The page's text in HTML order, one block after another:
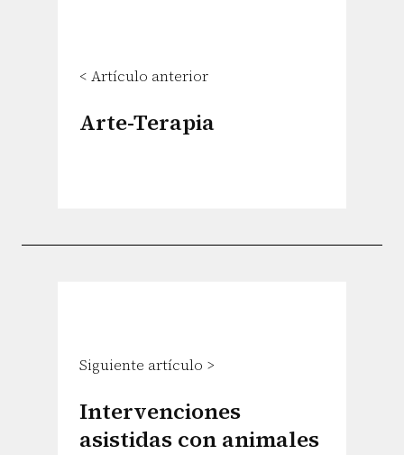
< Artículo anterior
Arte-Terapia
Siguiente artículo >
Intervenciones
asistidas con animales